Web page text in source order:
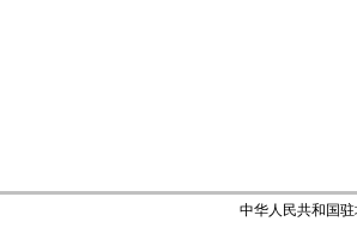
中华人民共和国